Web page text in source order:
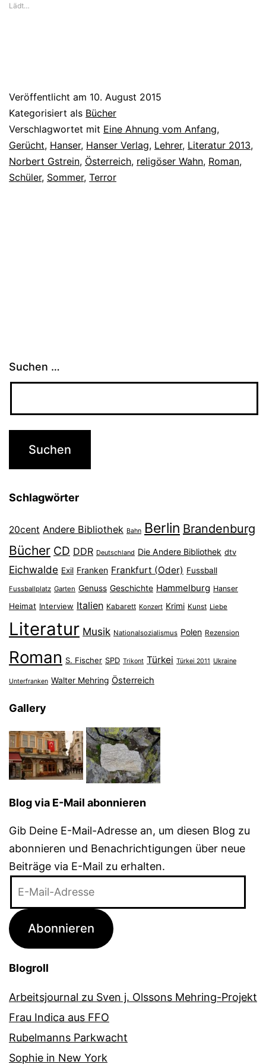
Lädt…
Veröffentlicht am 10. August 2015
Kategorisiert als Bücher
Verschlagwortet mit Eine Ahnung vom Anfang,
Gerücht, Hanser, Hanser Verlag, Lehrer, Literatur 2013,
Norbert Gstrein, Österreich, religöser Wahn, Roman,
Schüler, Sommer, Terror
Suchen …
Schlagwörter
20cent Andere Bibliothek Bahn Berlin Brandenburg
Bücher CD DDR Deutschland Die Andere Bibliothek dtv
Eichwalde Exil Franken Frankfurt (Oder) Fussball
Fussballplatz Garten Genuss Geschichte Hammelburg Hanser
Heimat Interview Italien Kabarett Konzert Krimi Kunst Liebe
Literatur Musik Nationalsozialismus Polen Rezension
Roman S. Fischer SPD Trikont Türkei Türkei 2011 Ukraine
Unterfranken Walter Mehring Österreich
Gallery
Blog via E-Mail abonnieren
Gib Deine E-Mail-Adresse an, um diesen Blog zu
abonnieren und Benachrichtigungen über neue
Beiträge via E-Mail zu erhalten.
Adresse
Abonnieren
Blogroll
Arbeitsjournal zu Sven j. Olssons Mehring-Projekt
Frau Indica aus FFO
Rubelmanns Parkwacht
Sophie in New York